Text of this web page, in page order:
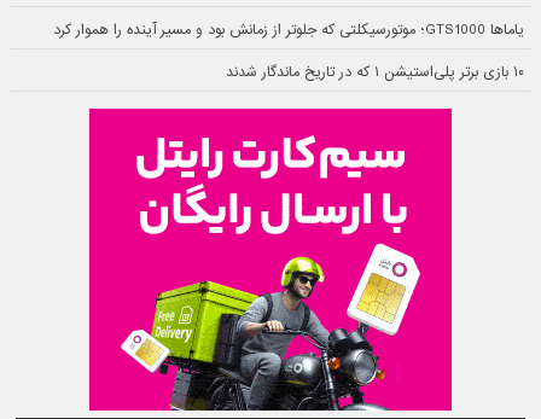
یاماها GTS1000؛ موتورسیکلتی که جلوتر از زمانش بود و مسیر آینده را هموار کرد
۱۰ بازی برتر پلی‌استیشن ۱ که در تاریخ ماندگار شدند